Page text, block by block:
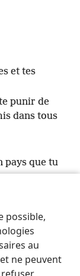
possible,
au
ne peuvent
et tes
punir de
dans tous
pays que tu
de moi.
.